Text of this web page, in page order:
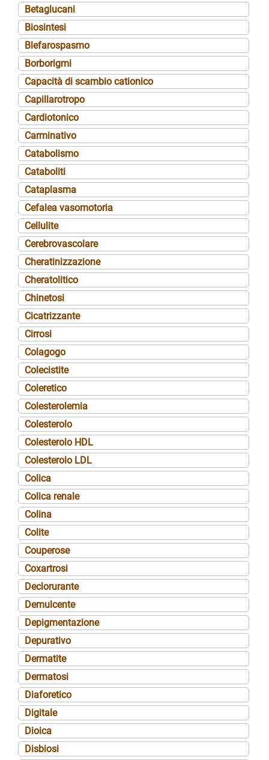
Betaglucani
Biosintesi
Blefarospasmo
Borborigmi
Capacità di scambio cationico
Capillarotropo
Cardiotonico
Carminativo
Catabolismo
Cataboliti
Cataplasma
Cefalea vasomotoria
Cellulite
Cerebrovascolare
Cheratinizzazione
Cheratolitico
Chinetosi
Cicatrizzante
Cirrosi
Colagogo
Colecistite
Coleretico
Colesterolemia
Colesterolo
Colesterolo HDL
Colesterolo LDL
Colica
Colica renale
Colina
Colite
Couperose
Coxartrosi
Declorurante
Demulcente
Depigmentazione
Depurativo
Dermatite
Dermatosi
Diaforetico
Digitale
Dioica
Disbiosi